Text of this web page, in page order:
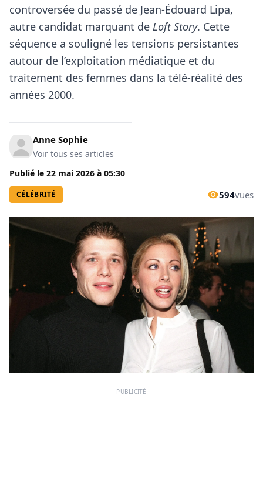
controversée du passé de Jean-Édouard Lipa,
autre candidat marquant de Loft Story. Cette
séquence a souligné les tensions persistantes
autour de l’exploitation médiatique et du
traitement des femmes dans la télé-réalité des
années 2000.
Anne Sophie
Voir tous ses articles
Publié le 22 mai 2026 à 05:30
CÉLÉBRITÉ 594vues
PUBLICITÉ